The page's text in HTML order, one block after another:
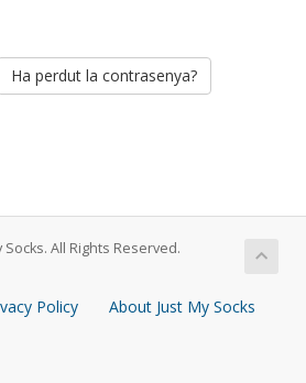
Ha perdut la contrasenya?
All Rights Reserved.
Policy About Just My Socks